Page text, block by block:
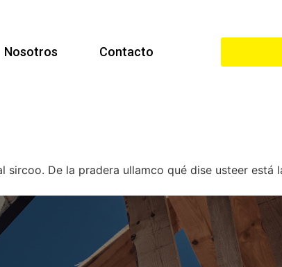
Nosotros Contacto
De la pradera ullamco qué dise usteer está